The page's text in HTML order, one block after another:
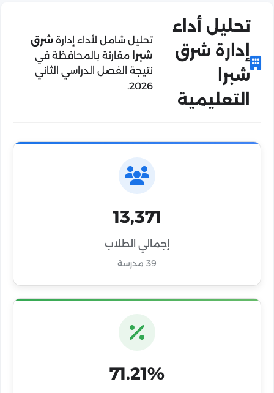
تحليل أداء
إدارة شرق
شبرا
التعليمية
تحليل شامل لأداء إدارة شرق
شبرا مقارنة بالمحافظة في
نتيجة الفصل الدراسي الثاني
2026.
13,371
إجمالي الطلاب
39 مدرسة
71.21%